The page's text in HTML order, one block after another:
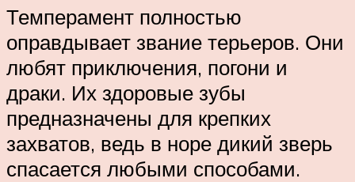
Темперамент полностью
оправдывает звание терьеров. Они
любят приключения, погони и
драки. Их здоровые зубы
предназначены для крепких
захватов, ведь в норе дикий зверь
спасается любыми способами.